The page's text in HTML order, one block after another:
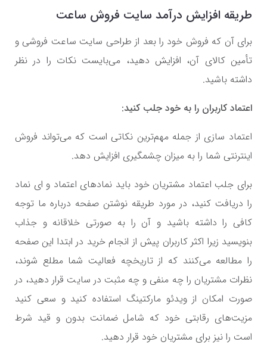
طریقه افزایش درآمد سایت فروش ساعت
برای آن که فروش خود را بعد از طراحی سایت ساعت فروشی و
تأمین کالای آن، افزایش دهید، می‌بایست نکات را در نظر
داشته باشید.
اعتماد کاربران را به خود جلب کنید:
اعتماد سازی از جمله مهم‌ترین نکاتی است که می‌تواند فروش
اینترنتی شما را به میزان چشمگیری افزایش دهد.
برای جلب اعتماد مشتریان خود باید نمادهای اعتماد و ای نماد
را دریافت کنید، در مورد طریقه نوشتن صفحه درباره ما توجه
کافی را داشته باشید و آن را به صورتی خلاقانه و جذاب
بنویسید زیرا اکثر کاربران پیش از انجام خرید در ابتدا این صفحه
را مطالعه می‌کنند که از تاریخچه فعالیت شما مطلع شوند،
نظرات مشتریان را چه منفی و چه مثبت در سایت قرار دهید، در
صورت امکان از ویدئو مارکتینگ استفاده کنید و سعی کنید
مزیت‌های رقابتی خود که شامل ضمانت بدون و قید شرط
است را نیز برای مشتریان خود قرار دهید.